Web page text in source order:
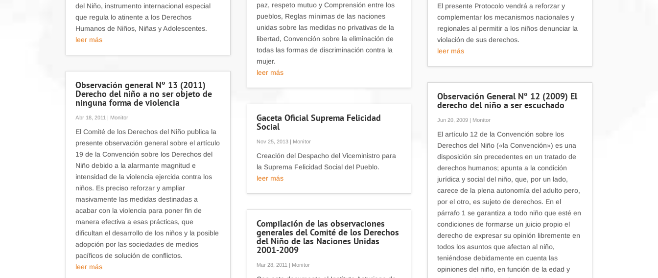
del Niño, instrumento internacional especial
que regula lo atinente a los Derechos
Humanos de Niños, Niñas y Adolescentes.
leer más
Observación general Nº 13 (2011)
Derecho del niño a no ser objeto de
ninguna forma de violencia
Abr 18, 2011 | Monitor
El Comité de los Derechos del Niño publica la
presente observación general sobre el artículo
19 de la Convención sobre los Derechos del
Niño debido a la alarmante magnitud e
intensidad de la violencia ejercida contra los
niños. Es preciso reforzar y ampliar
masivamente las medidas destinadas a
acabar con la violencia para poner fin de
manera efectiva a esas prácticas, que
dificultan el desarrollo de los niños y la posible
adopción por las sociedades de medios
pacíficos de solución de conflictos.
leer más
paz, respeto mutuo y Comprensión entre los
pueblos, Reglas mínimas de las naciones
unidas sobre las medidas no privativas de la
libertad, Convención sobre la eliminación de
todas las formas de discriminación contra la
mujer.
leer más
Gaceta Oficial Suprema Felicidad
Social
Nov 25, 2013| Monitor
Creación del Despacho del Viceministro para
la Suprema Felicidad Social del Pueblo.
leer más
Compilación de las observaciones
generales del Comité de los Derechos
del Niño de las Naciones Unidas
2001-2009
Mar 28, 2011 | Monitor
El presente Protocolo vendrá a reforzar y
complementar los mecanismos nacionales y
regionales al permitir a los niños denunciar la
violación de sus derechos.
leer más
Observación General Nº 12 (2009) El
derecho del niño a ser escuchado
Jun 20, 2009| Monitor
El artículo 12 de la Convención sobre los
Derechos del Niño («la Convención») es una
disposición sin precedentes en un tratado de
derechos humanos; apunta a la condición
jurídica y social del niño, que, por un lado,
carece de la plena autonomía del adulto pero,
por el otro, es sujeto de derechos. En el
párrafo 1 se garantiza a todo niño que esté en
condiciones de formarse un juicio propio el
derecho de expresar su opinión libremente en
todos los asuntos que afectan al niño,
teniéndose debidamente en cuenta las
opiniones del niño, en función de la edad y